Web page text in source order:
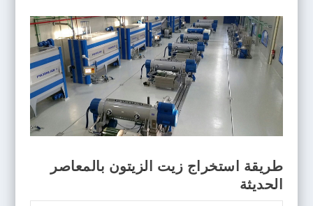
طريقة استخراج زيت الزيتون بالمعاصر
الحديثة